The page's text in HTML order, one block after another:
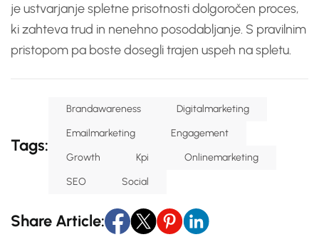
je ustvarjanje spletne prisotnosti dolgoročen proces,
ki zahteva trud in nenehno posodabljanje. S pravilnim
pristopom pa boste dosegli trajen uspeh na spletu.
Tags:
Brandawareness
Digitalmarketing
Emailmarketing
Engagement
Growth
Kpi
Onlinemarketing
SEO
Social
Share Article: